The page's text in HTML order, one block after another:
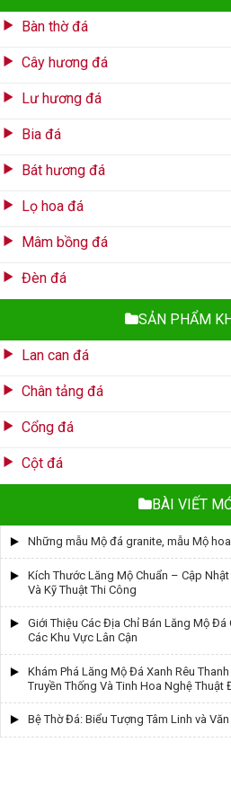
Bàn thờ đá
Cây hương đá
Lư hương đá
Bia đá
Bát hương đá
Lọ hoa đá
Mâm bồng đá
Đèn đá
SẢN PHẨM
Lan can đá
Chân tảng đá
Cổng đá
Cột đá
BÀI VIẾT
Những mẫu Mộ đá granite, mẫu Mộ
Kích Thước Lăng Mộ Chuẩn – Cập
Và Kỹ Thuật Thi Công
Giới Thiệu Các Địa Chỉ Bán Lăng Mộ Đá
Các Khu Vực Lân Cận
Khám Phá Lăng Mộ Đá Xanh Rêu
Truyền Thống Và Tinh Hoa Nghệ Thuật
Bệ Thờ Đá: Biểu Tượng Tâm Linh và